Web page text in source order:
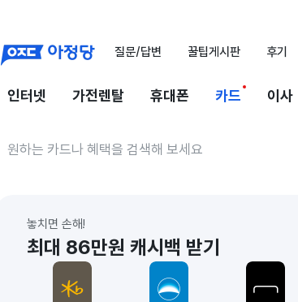
질문/답변 꿀팁게시판 후기
인터넷 가전렌탈 휴대폰 카드 이사
놓치면 손해!
최대 86만원 캐시백 받기